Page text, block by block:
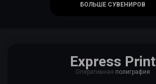
БОЛЬШЕ СУВЕНИРОВ
Express Print
Оперативная полиграфия